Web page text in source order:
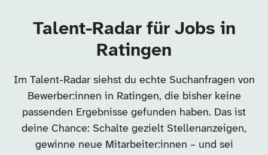
Talent-Radar für Jobs in
Ratingen
Im Talent-Radar siehst du echte Suchanfragen von
Bewerber:innen in Ratingen, die bisher keine
passenden Ergebnisse gefunden haben. Das ist
deine Chance: Schalte gezielt Stellenanzeigen,
gewinne neue Mitarbeiter:innen – und sei